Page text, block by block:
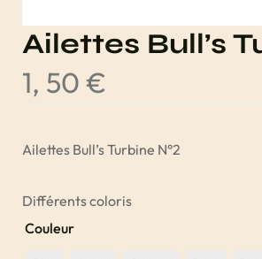
Ailettes Bull’s
1, 50 €
Ailettes Bull’s Turbine N°2
Différents coloris
Couleur